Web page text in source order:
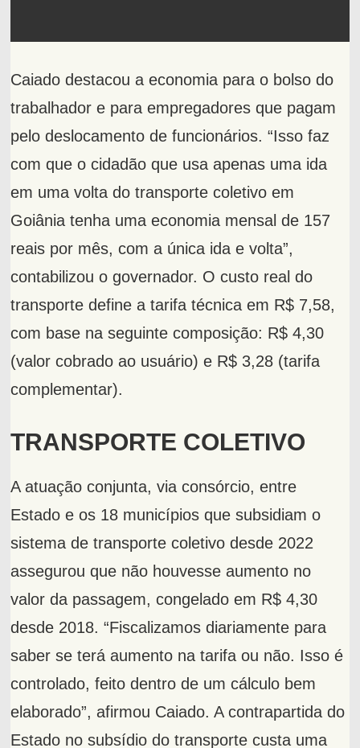
Caiado destacou a economia para o bolso do
trabalhador e para empregadores que pagam
pelo deslocamento de funcionários. “Isso faz
com que o cidadão que usa apenas uma ida
em uma volta do transporte coletivo em
Goiânia tenha uma economia mensal de 157
reais por mês, com a única ida e volta”,
contabilizou o governador. O custo real do
transporte define a tarifa técnica em R$ 7,58,
com base na seguinte composição: R$ 4,30
(valor cobrado ao usuário) e R$ 3,28 (tarifa
complementar).
TRANSPORTE COLETIVO
A atuação conjunta, via consórcio, entre
Estado e os 18 municípios que subsidiam o
sistema de transporte coletivo desde 2022
assegurou que não houvesse aumento no
valor da passagem, congelado em R$ 4,30
desde 2018. “Fiscalizamos diariamente para
saber se terá aumento na tarifa ou não. Isso é
controlado, feito dentro de um cálculo bem
elaborado”, afirmou Caiado. A contrapartida do
Estado no subsídio do transporte custa uma